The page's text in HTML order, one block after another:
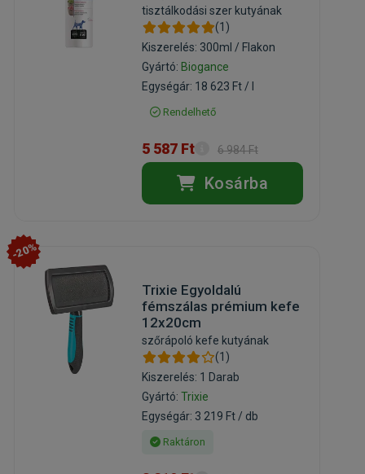
tisztálkodási szer kutyának
(1)
Kiszerelés: 300ml / Flakon
Gyártó: Biogance
Egységár: 18 623 Ft / l
Rendelhető
5 587 Ft 6 984 Ft
Kosárba
-20%
Trixie Egyoldalú
fémszálas prémium kefe
12x20cm
szőrápoló kefe kutyának
(1)
Kiszerelés: 1 Darab
Gyártó: Trixie
Egységár: 3 219 Ft / db
Raktáron